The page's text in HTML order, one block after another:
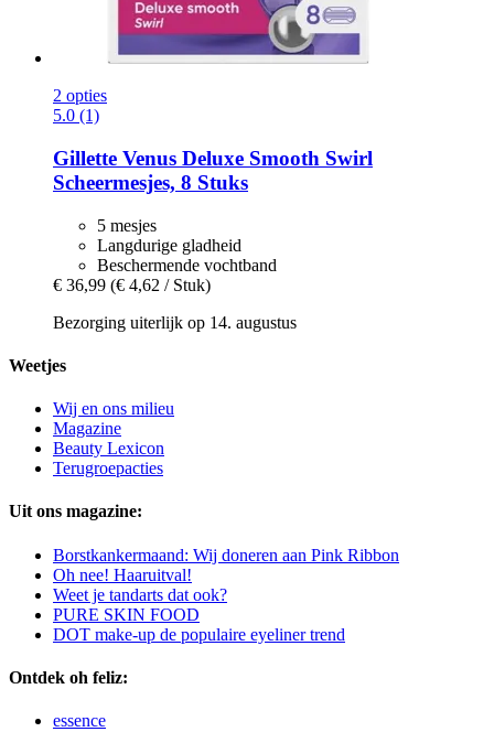
2 opties
5.0 (1)
Gillette Venus Deluxe Smooth Swirl
Scheermesjes, 8 Stuks
5 mesjes
Langdurige gladheid
Beschermende vochtband
€ 36,99 (€ 4,62 / Stuk)
Bezorging uiterlijk op 14. augustus
Weetjes
Wij en ons milieu
Magazine
Beauty Lexicon
Terugroepacties
Uit ons magazine:
Borstkankermaand: Wij doneren aan Pink Ribbon
Oh nee! Haaruitval!
Weet je tandarts dat ook?
PURE SKIN FOOD
DOT make-up de populaire eyeliner trend
Ontdek oh feliz:
essence